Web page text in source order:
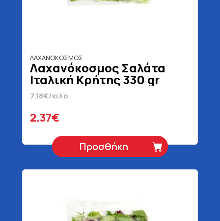
ΛΑΧΑΝΟΚΟΣΜΟΣ
Λαχανόκοσμος Σαλάτα
Ιταλική Κρήτης 330 gr
7.18€/κιλό
2.37€
Προσθήκη